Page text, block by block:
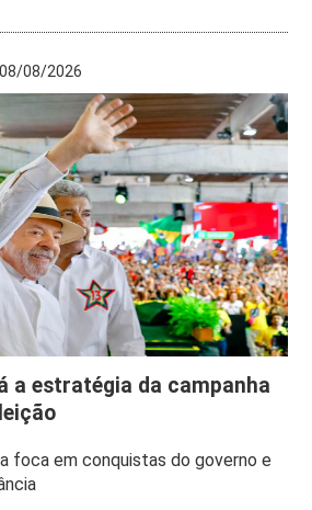
08/2026
a estratégia da campanha
foca em conquistas do governo e